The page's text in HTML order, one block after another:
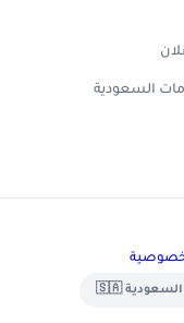
السعودية
السعودية 🇸🇦